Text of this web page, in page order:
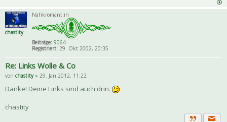
chastity
Nähkromant:in
Beiträge: 9064
Registriert:29. Okt 2002, 20:35
Re: Links Wolle & Co
von chastity» 29. Jan 2012, 11:22
Danke! Deine Links sind auch drin.
chastity